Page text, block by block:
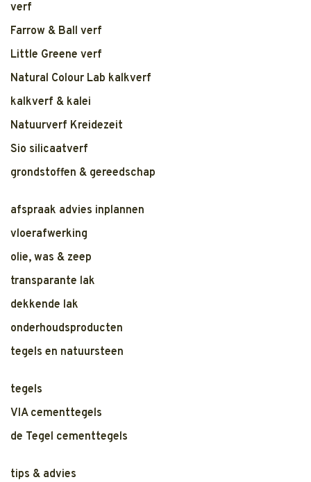
verf
Farrow & Ball verf
Little Greene verf
Natural Colour Lab kalkverf
kalkverf & kalei
Natuurverf Kreidezeit
Sio silicaatverf
grondstoffen & gereedschap
afspraak advies inplannen
vloerafwerking
olie, was & zeep
transparante lak
dekkende lak
onderhoudsproducten
tegels en natuursteen
tegels
VIA cementtegels
de Tegel cementtegels
tips & advies